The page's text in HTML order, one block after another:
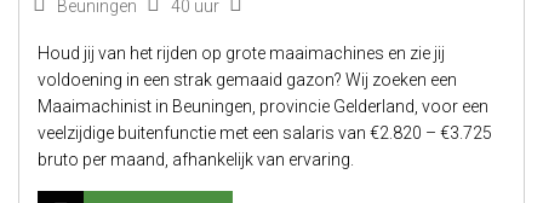
Beuningen 40 uur
Houd jij van het rijden op grote maaimachines en zie jij
voldoening in een strak gemaaid gazon? Wij zoeken een
Maaimachinist in Beuningen, provincie Gelderland, voor een
veelzijdige buitenfunctie met een salaris van €2.820 – €3.725
bruto per maand, afhankelijk van ervaring.